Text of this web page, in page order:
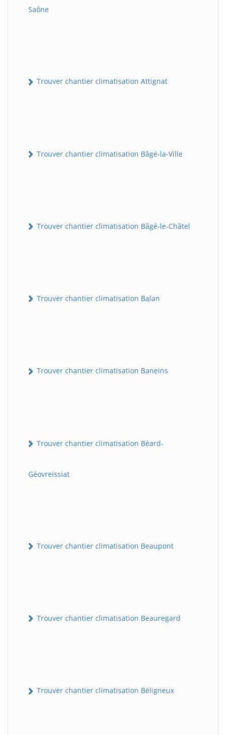
Saône
Trouver chantier climatisation Attignat
Trouver chantier climatisation Bâgé-la-Ville
Trouver chantier climatisation Bâgé-le-Châtel
Trouver chantier climatisation Balan
Trouver chantier climatisation Baneins
Trouver chantier climatisation Béard-
Géovreissiat
Trouver chantier climatisation Beaupont
Trouver chantier climatisation Beauregard
Trouver chantier climatisation Béligneux